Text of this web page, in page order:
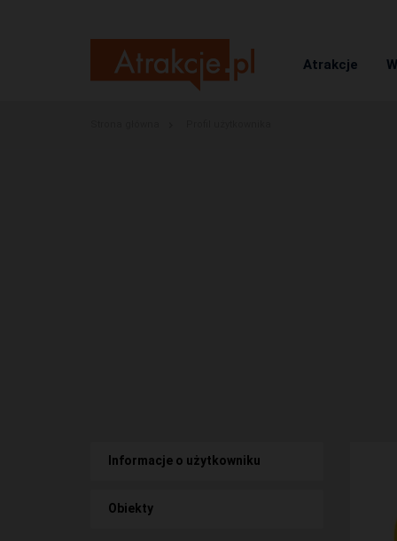
Atrakcje
Informacje o użytkowniku
Obiekty